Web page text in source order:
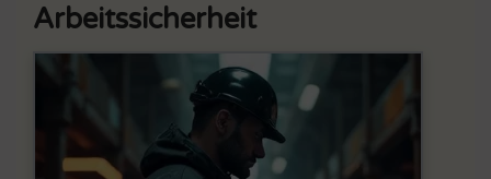
Arbeitssicherheit